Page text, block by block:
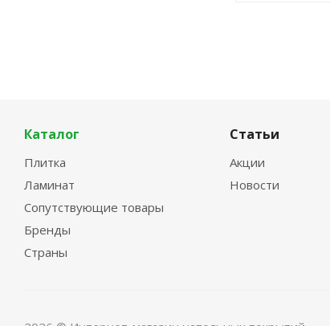
Каталог
Плитка
Ламинат
Сопутствующие товары
Бренды
Страны
Статьи
Акции
Новости